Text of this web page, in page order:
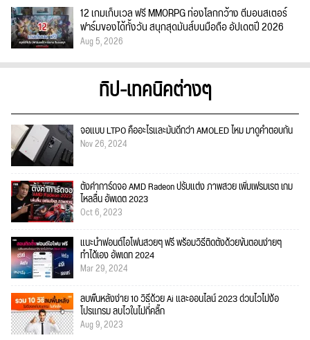
12 เกมเก็บเวล ฟรี MMORPG ท่องโลกกว้าง ตีมอนสเตอร์
ฟาร์มของได้ทั้งวัน สนุกสุดมันส์บนมือถือ อัปเดตปี 2026
Aug 5, 2026
ทิป-เทคนิคต่างๆ
จอแบบ LTPO คืออะไรและมันดีกว่า AMOLED ไหม มาดูคำตอบกัน
Nov 26, 2024
ตั้งค่าการ์ดจอ AMD Radeon ปรับแต่ง ภาพสวย เพิ่มเฟรมเรต เกม
ไหลลื่น อัพเดต 2023
Oct 6, 2023
แนะนำฟอนต์ไอโฟนสวยๆ ฟรี พร้อมวิธีติดตั้งด้วยขั้นตอนง่ายๆ
ทำได้เอง อัพเดท 2024
Mar 29, 2024
ลบพื้นหลังง่าย 10 วิธีด้วย Ai และออนไลน์ 2023 ด่วนไวไม่ง้อ
โปรแกรม ลบไวในไม่กี่คลิ๊ก
Aug 9, 2023